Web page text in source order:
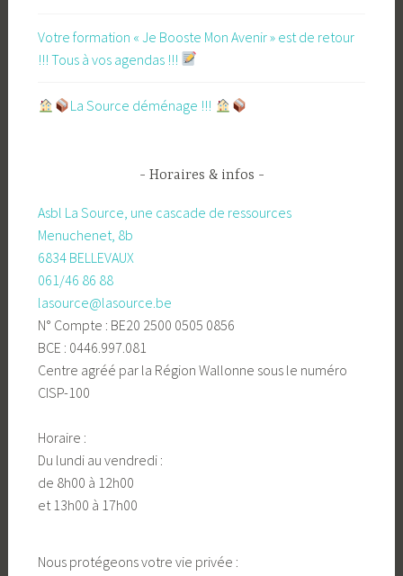
Votre formation « Je Booste Mon Avenir » est de retour
!!! Tous à vos agendas !!!
​La Source déménage !!!
Horaires & infos
Asbl La Source, une cascade de ressources
Menuchenet, 8b
6834 BELLEVAUX
061/46 86 88
lasource@lasource.be
N° Compte : BE20 2500 0505 0856
BCE : 0446.997.081
Centre agréé par la Région Wallonne sous le numéro
CISP-100
Horaire :
Du lundi au vendredi :
de 8h00 à 12h00
et 13h00 à 17h00
Nous protégeons votre vie privée :